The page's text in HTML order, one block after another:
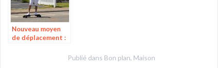
Nouveau moyen
de déplacement :
Publié dans Bon plan, Maison